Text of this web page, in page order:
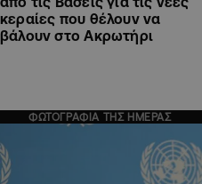
κεραίες που θέλουν να
βάλουν στο Ακρωτήρι
ΦΩΤΟΓΡΑΦΙΑ ΤΗΣ ΗΜΕΡΑΣ